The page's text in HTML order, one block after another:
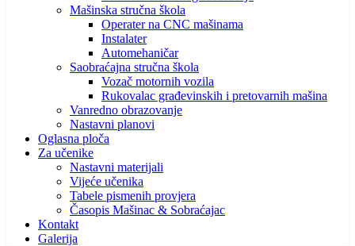
Mašinska stručna škola
Operater na CNC mašinama
Instalater
Automehaničar
Saobraćajna stručna škola
Vozač motornih vozila
Rukovalac građevinskih i pretovarnih mašina
Vanredno obrazovanje
Nastavni planovi
Oglasna ploča
Za učenike
Nastavni materijali
Vijeće učenika
Tabele pismenih provjera
Časopis Mašinac & Sobraćajac
Kontakt
Galerija